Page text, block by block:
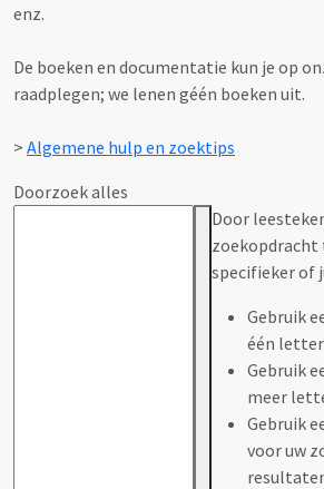
enz.
De boeken en documentatie kun je op
raadplegen; we lenen géén boeken uit.
> Algemene hulp en zoektips
Doorzoek alles
Door
zoekopdracht
specifieker of
Gebruik
één
Gebruik
meer
Gebruik
voor uw